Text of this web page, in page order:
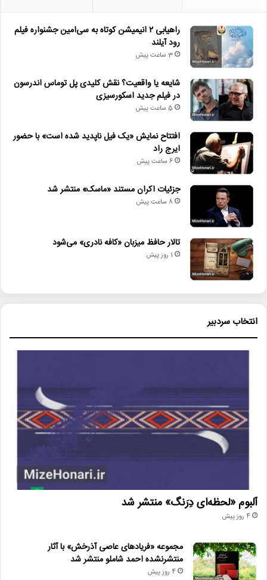
راهیابی ۲ انیمیشن کوتاه به سی‌امین جشنواره فیلم
رود آیلند
3 ساعت پیش
شایعه یا واقعیت؟ نقش کلیدی پل توماس اندرسون
در فیلم جدید اسکورسیزی
5 ساعت پیش
افتتاح نمایش «یک فیل ناپدید شده است» با حضور
ایرج راد
6 ساعت پیش
جزئیات اکران مستند «ماسک» منتشر شد
8 ساعت پیش
تالار حافظ میزبان «کافه نادری» می‌شود
1 روز پیش
انتخاب سردبیر
آلبوم «لحظه‌ای دِرَنگ» منتشر شد
4 روز پیش
مجموعه «فریادهای عاصی آذرخش» با آثار
منتشرنشده احمد شاملو منتشر شد
4 روز پیش